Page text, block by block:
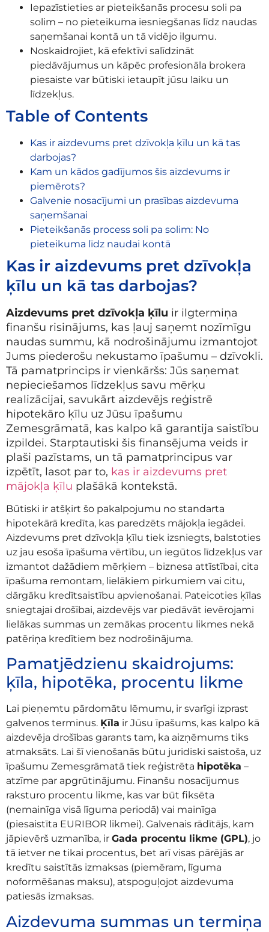
Iepazīstieties ar pieteikšanās procesu soli pa
solim – no pieteikuma iesniegšanas līdz naudas
saņemšanai kontā un tā vidējo ilgumu.
Noskaidrojiet, kā efektīvi salīdzināt
piedāvājumus un kāpēc profesionāla brokera
piesaiste var būtiski ietaupīt jūsu laiku un
līdzekļus.
Table of Contents
Kas ir aizdevums pret dzīvokļa ķīlu un kā tas
darbojas?
Kam un kādos gadījumos šis aizdevums ir
piemērots?
Galvenie nosacījumi un prasības aizdevuma
saņemšanai
Pieteikšanās process soli pa solim: No
pieteikuma līdz naudai kontā
Kas ir aizdevums pret dzīvokļa
ķīlu un kā tas darbojas?
Aizdevums pret dzīvokļa ķīlu ir ilgtermiņa
finanšu risinājums, kas ļauj saņemt nozīmīgu
naudas summu, kā nodrošinājumu izmantojot
Jums piederošu nekustamo īpašumu – dzīvokli.
Tā pamatprincips ir vienkāršs: Jūs saņemat
nepieciešamos līdzekļus savu mērķu
realizācijai, savukārt aizdevējs reģistrē
hipotekāro ķīlu uz Jūsu īpašumu
Zemesgrāmatā, kas kalpo kā garantija saistību
izpildei. Starptautiski šis finansējuma veids ir
plaši pazīstams, un tā pamatprincipus var
izpētīt, lasot par to, kas ir aizdevums pret
mājokļa ķīlu plašākā kontekstā.
Būtiski ir atšķirt šo pakalpojumu no standarta
hipotekārā kredīta, kas paredzēts mājokļa iegādei.
Aizdevums pret dzīvokļa ķīlu tiek izsniegts, balstoties
uz jau esoša īpašuma vērtību, un iegūtos līdzekļus var
izmantot dažādiem mērķiem – biznesa attīstībai, cita
īpašuma remontam, lielākiem pirkumiem vai citu,
dārgāku kredītsaistību apvienošanai. Pateicoties ķīlas
sniegtajai drošībai, aizdevējs var piedāvāt ievērojami
lielākas summas un zemākas procentu likmes nekā
patēriņa kredītiem bez nodrošinājuma.
Pamatjēdzienu skaidrojums:
ķīla, hipotēka, procentu likme
Lai pieņemtu pārdomātu lēmumu, ir svarīgi izprast
galvenos terminus. Ķīla ir Jūsu īpašums, kas kalpo kā
aizdevēja drošības garants tam, ka aizņēmums tiks
atmaksāts. Lai šī vienošanās būtu juridiski saistoša, uz
īpašumu Zemesgrāmatā tiek reģistrēta hipotēka –
atzīme par apgrūtinājumu. Finanšu nosacījumus
raksturo procentu likme, kas var būt fiksēta
(nemainīga visā līguma periodā) vai mainīga
(piesaistīta EURIBOR likmei). Galvenais rādītājs, kam
jāpievērš uzmanība, ir Gada procentu likme (GPL), jo
tā ietver ne tikai procentus, bet arī visas pārējās ar
kredītu saistītās izmaksas (piemēram, līguma
noformēšanas maksu), atspoguļojot aizdevuma
patiesās izmaksas.
Aizdevuma summas un termiņa